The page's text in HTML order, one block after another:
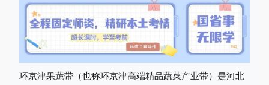
环京津果蔬带（也称环京津高端精品蔬菜产业带）是河北